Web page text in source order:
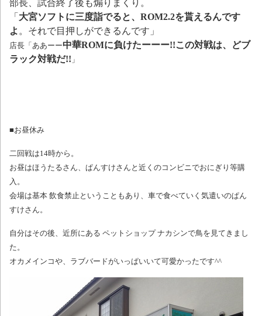
部長、試合終了後も煽りまくり。
「 大宮ソフトに三度詣でると、ROM2.2を貰えるんです
よ 。それで目押しができるんです」
店長「ああーー中華ROMに負けたーーー!!この対戦は、どブ
ラック対戦だ!! 」
■お昼休み
二回戦は14時から。
お昼はほうたるさん、ぱんすけさんと近くのコンビニでおにぎり等購
入。
会場は基本 飲食禁止ということもあり、車で食べていく気遣いのぱん
すけさん。
自分はその後、近所にある ペットショップ ナカシンで鳥を見てきまし
た。
オカメインコや、ラブバードがいっぱいいて可愛かったです^^